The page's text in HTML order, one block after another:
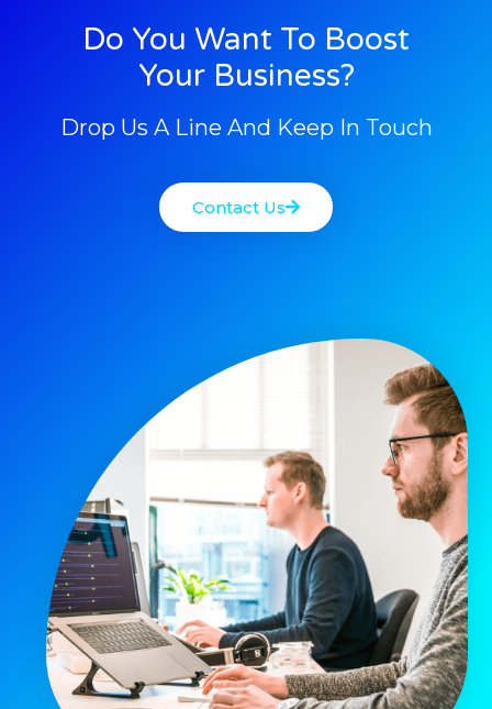
Do You Want To Boost
Your Business?
Drop Us A Line And Keep In Touch
Contact Us